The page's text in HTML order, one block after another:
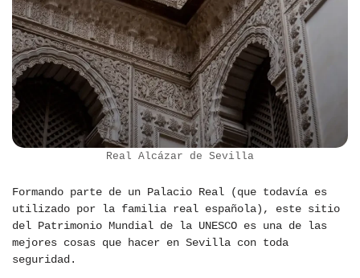
Real Alcázar de Sevilla
Formando parte de un Palacio Real (que todavía es
utilizado por la familia real española), este sitio
del Patrimonio Mundial de la UNESCO es una de las
mejores cosas que hacer en Sevilla con toda
seguridad.